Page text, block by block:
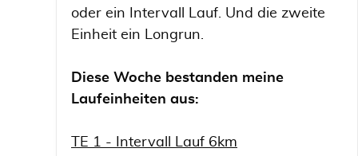
oder ein Intervall Lauf. Und die zweite
Einheit ein Longrun.
Diese Woche bestanden meine
Laufeinheiten aus:
TE 1 - Intervall Lauf 6km